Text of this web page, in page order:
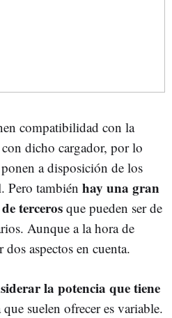
compatibilidad con la
dicho cargador, por lo
a disposición de los
Pero también hay una gran
terceros que pueden ser de
Aunque a la hora de
aspectos en cuenta.
la potencia que tiene
suelen ofrecer es variable.